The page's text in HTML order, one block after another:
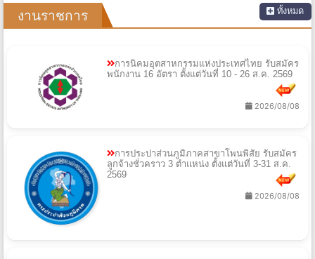
งานราชการ ทั้งหมด
การนิคมอุตสาหกรรมแห่งประเทศไทย รับสมัคร
พนักงาน 16 อัตรา ตั้งแต่วันที่ 10 - 26 ส.ค. 2569
2026/08/08
การประปาส่วนภูมิภาคสาขาโพนพิสัย รับสมัคร
ลูกจ้างชั่วคราว 3 ตำแหน่ง ตั้งแต่วันที่ 3-31 ส.ค.
2569
2026/08/08